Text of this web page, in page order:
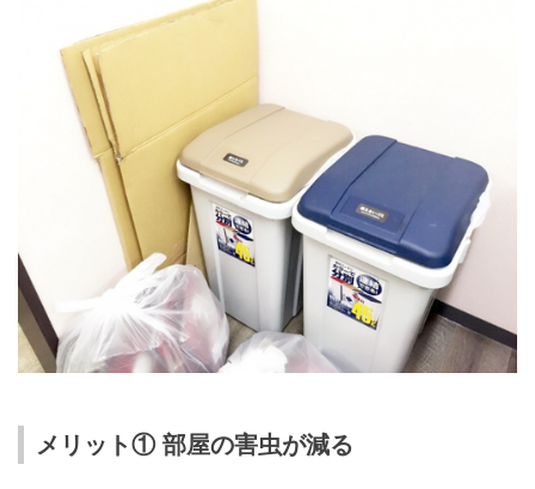
メリット① 部屋の害虫が減る